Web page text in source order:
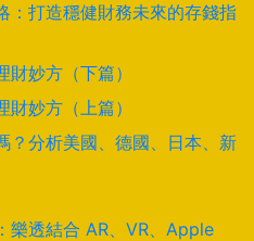
：打造穩健財務未來的存錢指
妙方（下篇）
妙方（上篇）
？分析美國、德國、日本、新
樂透結合 AR、VR、Apple